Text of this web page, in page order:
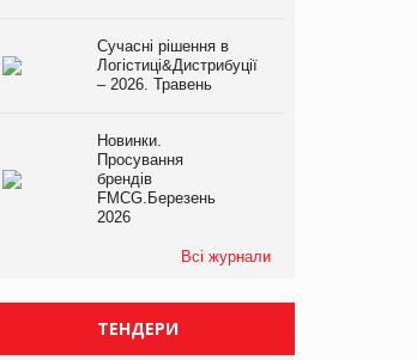
Сучасні рішення в
Логістиці&Дистрибуції
– 2026. Травень
Новинки.
Просування
брендів
FMCG.Березень
2026
Всі журнали
ТЕНДЕРИ